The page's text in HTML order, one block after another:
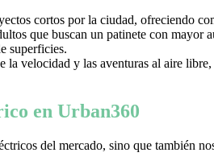
cortos por la ciudad, ofreciendo
que buscan un patinete con
superficies.
la velocidad y las aventuras al aire
en Urban360
del mercado, sino que también